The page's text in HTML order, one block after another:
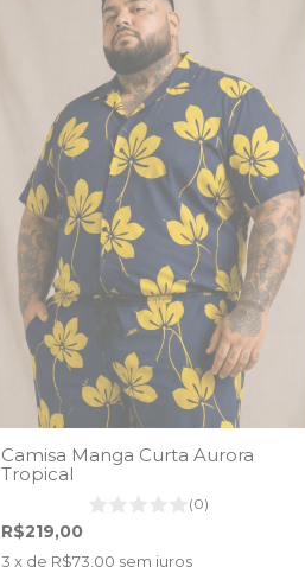
Camisa Manga Curta Aurora
Tropical
(0)
R$219,00
3 x de R$73,00 sem juros